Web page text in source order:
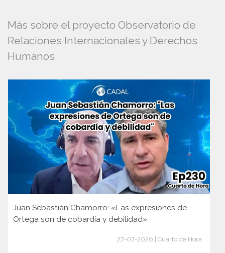
Más sobre el proyecto Observatorio de
Relaciones Internacionales y Derechos
Humanos
Juan Sebastián Chamorro: «Las expresiones de
Ortega son de cobardía y debilidad»
27-07-2026 | Cuarto de Hora